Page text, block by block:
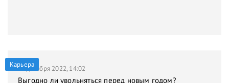
Карьера
21 декабря 2022, 14:02
Выгодно ли увольняться перед новым годом?